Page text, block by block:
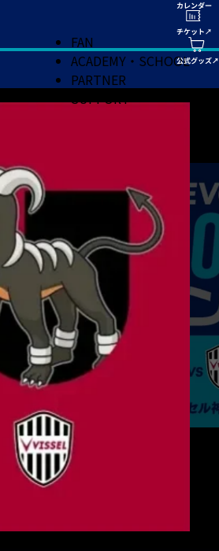
FAN
ACADEMY・SCHOOL
PARTNER
SUPPORT